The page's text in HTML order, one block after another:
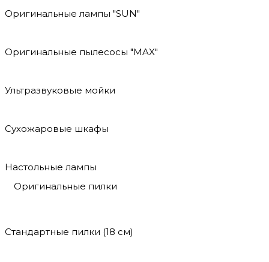
Оригинальные лампы "SUN"
Оригинальные пылесосы "MAX"
Ультразвуковые мойки
Сухожаровые шкафы
Настольные лампы
Оригинальные пилки
Стандартные пилки (18 см)